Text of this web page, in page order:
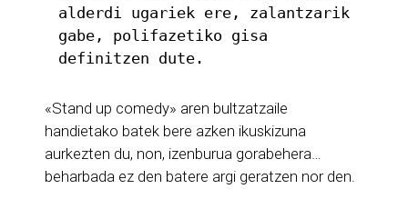
alderdi ugariek ere, zalantzarik
gabe, polifazetiko gisa
definitzen dute.
«Stand up comedy» aren bultzatzaile
handietako batek bere azken ikuskizuna
aurkezten du, non, izenburua gorabehera…
beharbada ez den batere argi geratzen nor den.